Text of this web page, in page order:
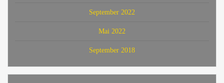
September 2022
Mai 2022
September 2018